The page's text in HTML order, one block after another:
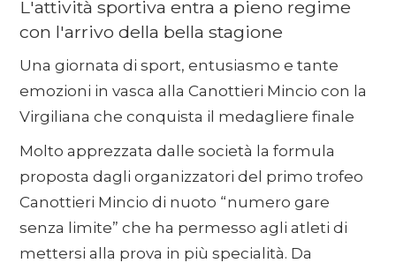
L'attività sportiva entra a pieno regime
con l'arrivo della bella stagione
Una giornata di sport, entusiasmo e tante
emozioni in vasca alla Canottieri Mincio con la
Virgiliana che conquista il medagliere finale
Molto apprezzata dalle società la formula
proposta dagli organizzatori del primo trofeo
Canottieri Mincio di nuoto “numero gare
senza limite” che ha permesso agli atleti di
mettersi alla prova in più specialità. Da